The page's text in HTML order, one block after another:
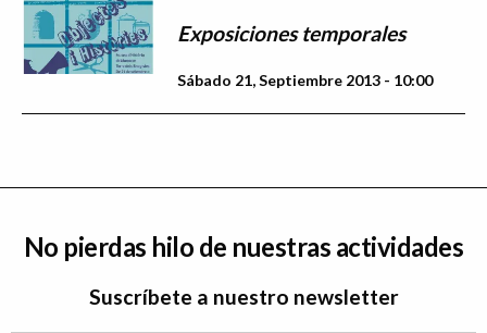
Exposiciones temporales
Sábado 21, Septiembre 2013 - 10:00
No pierdas hilo de nuestras actividades
Suscríbete a nuestro newsletter